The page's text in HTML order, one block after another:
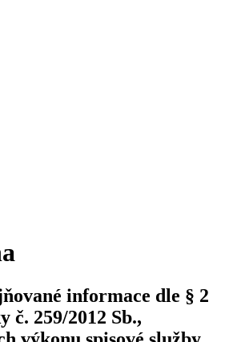
informace dle § 2
č. 259/2012 Sb.,